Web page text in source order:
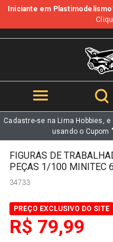
b
Iniciante em
Cadastre-se na Lima Hobbies,
usando o Cupom
FIGURAS DE
PEÇAS 1/100 MINITEC
34733
PREÇO EXCLUSIVO DO SITE
R$ 79,99